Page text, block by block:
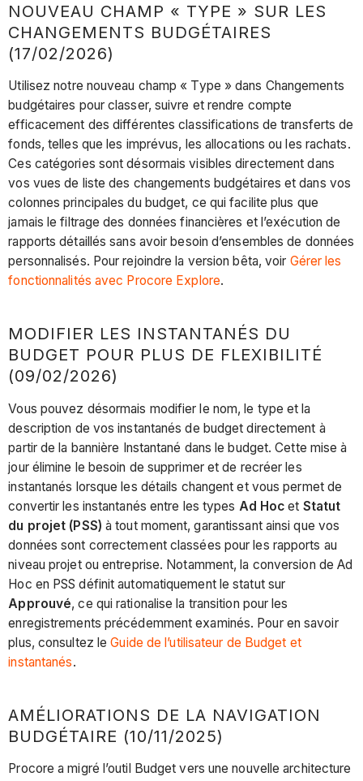
NOUVEAU CHAMP « TYPE » SUR LES
CHANGEMENTS BUDGÉTAIRES
(17/02/2026)
Utilisez notre nouveau champ « Type » dans Changements
budgétaires pour classer, suivre et rendre compte
efficacement des différentes classifications de transferts de
fonds, telles que les imprévus, les allocations ou les rachats.
Ces catégories sont désormais visibles directement dans
vos vues de liste des changements budgétaires et dans vos
colonnes principales du budget, ce qui facilite plus que
jamais le filtrage des données financières et l’exécution de
rapports détaillés sans avoir besoin d’ensembles de données
personnalisés. Pour rejoindre la version bêta, voir Gérer les
fonctionnalités avec Procore Explore.
MODIFIER LES INSTANTANÉS DU
BUDGET POUR PLUS DE FLEXIBILITÉ
(09/02/2026)
Vous pouvez désormais modifier le nom, le type et la
description de vos instantanés de budget directement à
partir de la bannière Instantané dans le budget. Cette mise à
jour élimine le besoin de supprimer et de recréer les
instantanés lorsque les détails changent et vous permet de
convertir les instantanés entre les types Ad Hocet Statut
du projet (PSS) à tout moment, garantissant ainsi que vos
données sont correctement classées pour les rapports au
niveau projet ou entreprise. Notamment, la conversion de Ad
Hoc en PSS définit automatiquement le statut sur
Approuvé, ce qui rationalise la transition pour les
enregistrements précédemment examinés. Pour en savoir
plus, consultez le Guide de l’utilisateur de Budget et
instantanés.
AMÉLIORATIONS DE LA NAVIGATION
BUDGÉTAIRE (10/11/2025)
Procore a migré l’outil Budget vers une nouvelle architecture